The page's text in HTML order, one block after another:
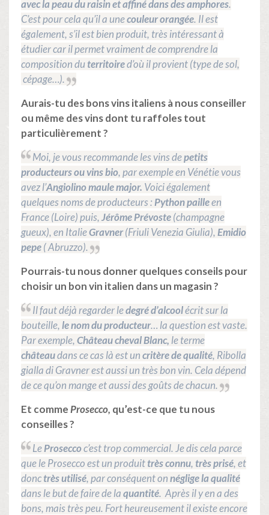
avec la peau du raisin et affiné dans des amphores.
C’est pour cela qu’il a unecouleur orangée. Il est
également, s’il est bien produit, très intéressant à
étudier car il permet vraiment de comprendre la
composition duterritoired’où il provient (type de sol,
cépage…).
Aurais-tu des bons vins italiens à nous conseiller
ou même des vins dont tu raffoles tout
particulièrement ?
Moi, je vous recommande les vins depetits
producteurs ou vins bio, par exemple en Vénétie vous
avez l’Angiolino maule major. Voici également
quelques noms de producteurs : Python pailleen
France (Loire) puis,Jérôme Prévoste(champagne
gueux), en ItalieGravner(Friuli Venezia Giulia), Emidio
pepe( Abruzzo).
Pourrais-tu nous donner quelques conseils pour
choisir un bon vin italien dans un magasin ?
Il faut déjà regarder ledegré d’alcoolécrit sur la
bouteille,le nom du producteur… la question est vaste.
Par exemple,Château cheval Blanc, le terme
châteaudans ce cas là est uncritère de qualité, Ribolla
gialla di Gravner est aussi un très bon vin. Cela dépend
de ce qu’on mange et aussi des goûts de chacun.
Et commeProsecco, qu’est-ce que tu nous
conseilles ?
LeProseccoc’est trop commercial. Je dis cela parce
que le Prosecco est un produittrès connu, très prisé, et
donctrès utilisé, par conséquent onnéglige la qualité
dans le but de faire de laquantité. Après il y en a des
bons, mais très peu. Fort heureusement il existe encore